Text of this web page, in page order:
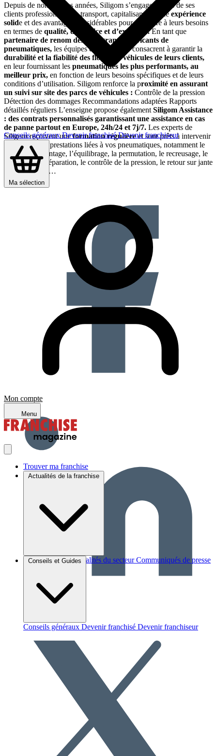
Conseils générauxDevenir franchiséDevenir franchiseur
Ma sélection
Mon compte
Menu
Trouver ma franchise
Actualités de la franchise
Brèves et actus Actualités du secteur Communiqués de presse
Conseils et Guides
Conseils généraux Devenir franchisé Devenir franchiseur
Depuis de nombreuses années, Siligom s’engage auprès de ses
clients professionnels du transport, capitalisant sur uneexpérience
solide et des avantages considérables pour répondre à leurs besoins
en termes de qualité, de service et d’expertise.En tant que
partenaire de renom des plus grands fabricants de
pneumatiques, les équipes de Siligom se consacrent à garantir la
durabilité et la fiabilité des flottes de véhicules de leurs clients,
en leur fournissant les pneumatiques les plus performants, au
meilleur prix, en fonction de leurs besoins spécifiques et de leurs
conditions d’utilisation. Siligom renforce la proximité en assurant
un suivi sur site des parcs de véhicules : Contrôle de la pression
Détection des dommages Recommandations adaptées Rapports
détaillés réguliers L’enseigne propose également Siligom Assistance
: des contrats personnalisés garantissant une assistance en cas
de panne partout en Europe, 24h/24 et 7j/7. Les experts de
Siligom reçoivent uneformation régulièreet sont prêts à intervenir
pour toutes les prestations liées à vos pneumatiques, notamment le
montage/démontage, l’équilibrage, la permutation, le recreusage, le
rechapage, la réparation, le contrôle de la pression, le retour sur jante
et la géométrie…
Partager sur :